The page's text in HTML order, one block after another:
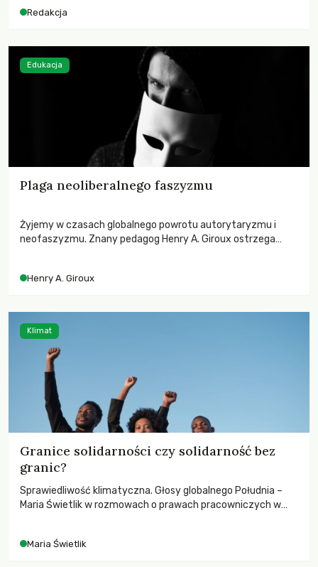
Redakcja
Plaga neoliberalnego faszyzmu
Żyjemy w czasach globalnego powrotu autorytaryzmu i
neofaszyzmu. Znany pedagog Henry A. Giroux ostrzega
wychowają świadomych obywateli?
Henry A. Giroux
Edukacja
Granice solidarności czy solidarność bez
granic?
Sprawiedliwość klimatyczna. Głosy globalnego Południa –
Maria Świetlik w rozmowach o prawach pracowniczych w
Maria Świetlik
Klimat